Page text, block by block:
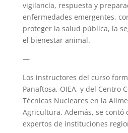
vigilancia, respuesta y
enfermedades emergentes,
proteger la salud pública, la
el bienestar animal.
—
Los instructores del curso
Panaftosa, OIEA, y del Centro
Técnicas Nucleares en la
Agricultura. Además, se contó
expertos de instituciones